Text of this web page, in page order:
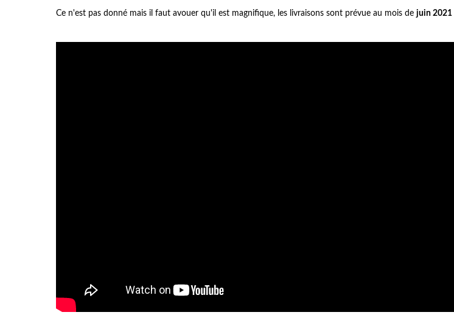
Ce n'est pas donné mais il faut avouer qu'il est magnifique, les livraisons sont prévue au mois de juin 2021